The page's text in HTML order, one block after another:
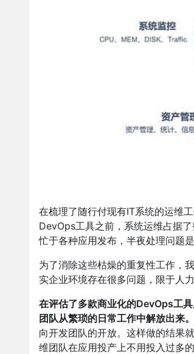
在梳理了随行付现有IT系统的运维
DevOps工具之前，系统运维占据
忙于各种应用发布，半夜处理问题
为了消除这些枯燥的重复性工作，
实企业环境存在很多问题，限于人
在评估了多款商业化的DevOps工
团队从繁琐的日常工作中解放出来。
向开发团队的开放。这样做的结果
维团队在应用投产上不用投入过多的